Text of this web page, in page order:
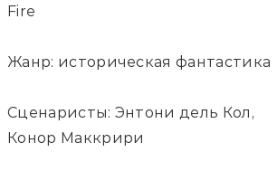
Fire
Жанр: историческая фантастика
Сценаристы: Энтони дель Кол,
Конор Маккрири